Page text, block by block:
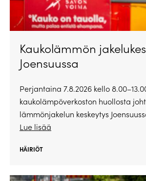
Kaukolämmön
Joensuussa
Perjantaina 7.8.2026 kello
kaukolämpöverkoston huollosta
lämmönjakelun keskeytys
Lue lisää
HÄIRIÖT